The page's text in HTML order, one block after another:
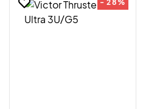
- 28%